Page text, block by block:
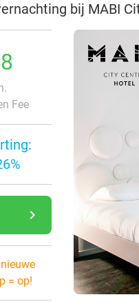
bij MABI
Fee
navigate_next
= op!